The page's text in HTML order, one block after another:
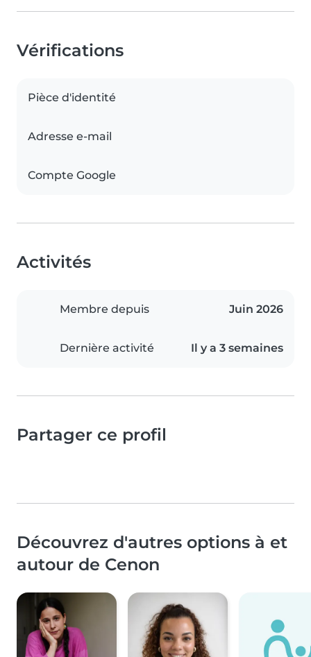
Vérifications
Pièce d'identité
Adresse e-mail
Compte Google
Activités
Membre depuis Juin 2026
Dernière activité Il y a 3 semaines
Partager ce profil
Découvrez d'autres options à et
autour de Cenon